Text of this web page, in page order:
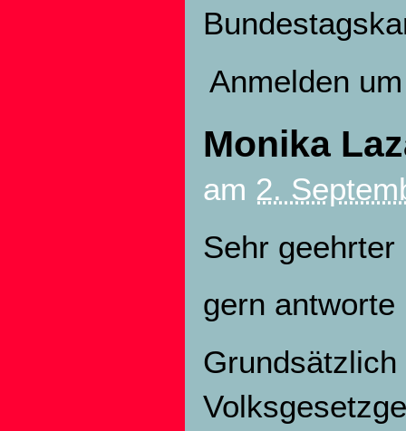
Anmelden
Monika
am 2.
Sehr
gern